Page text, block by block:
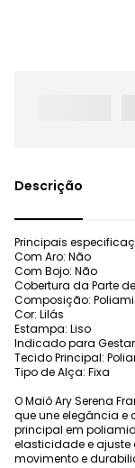
Principais
Com Aro: Não
Com Bojo: Não
Cobertura da Parte
Composição:
Cor: Lilás
Estampa: Liso
Indicado para
Tecido Principal:
Tipo de Alça: Fixa
O Maiô Ary Serena
que une elegância e
principal em
elasticidade e
movimento e